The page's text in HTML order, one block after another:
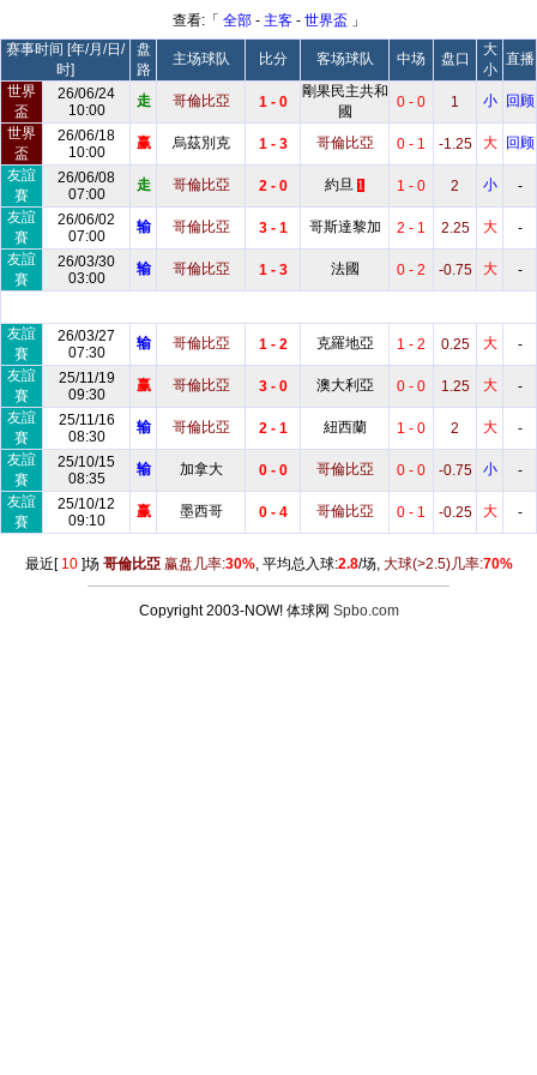
查看:「 全部- 主客- 世界盃 」
赛事时间 [年/月/日/
时]
盘
路
主场球队 比分 客场球队 中场 盘口
大
小
直播
世界
盃
26/06/24
10:00
走 哥倫比亞 1 - 0
剛果民主共和
國
0 - 0 1 小
回顾
世界
盃
26/06/18
10:00
赢 烏茲別克 1 - 3 哥倫比亞 0 - 1 -1.25 大
回顾
友誼
賽
26/06/08
07:00
走 哥倫比亞 2 - 0 約旦 1 1 - 0 2 小
-
友誼
賽
26/06/02
07:00
输 哥倫比亞 3 - 1 哥斯達黎加 2 - 1 2.25 大
-
友誼
賽
26/03/30
03:00
输 哥倫比亞 1 - 3 法國 0 - 2 -0.75 大 -
友誼
賽
26/03/27
07:30
输 哥倫比亞 1 - 2 克羅地亞 1 - 2 0.25 大
-
友誼
賽
25/11/19
09:30
赢 哥倫比亞 3 - 0 澳大利亞 0 - 0 1.25 大
-
友誼
賽
25/11/16
08:30
输 哥倫比亞 2 - 1 紐西蘭 1 - 0 2 大
-
友誼
賽
25/10/15
08:35
输 加拿大 0 - 0 哥倫比亞 0 - 0 -0.75 小
-
友誼
賽
25/10/12
09:10
赢 墨西哥 0 - 4 哥倫比亞 0 - 1 -0.25 大 -
最近[ 10]场 哥倫比亞赢盘几率:30%, 平均总入球:2.8/场, 大球(>2.5)几率:70%
Copyright 2003-NOW! 体球网 Spbo.com